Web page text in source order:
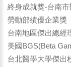
終身成就獎-台南
勞動部績優企業獎
台南地區傑出總經
美國BGS(Beta
台北醫學大學傑出